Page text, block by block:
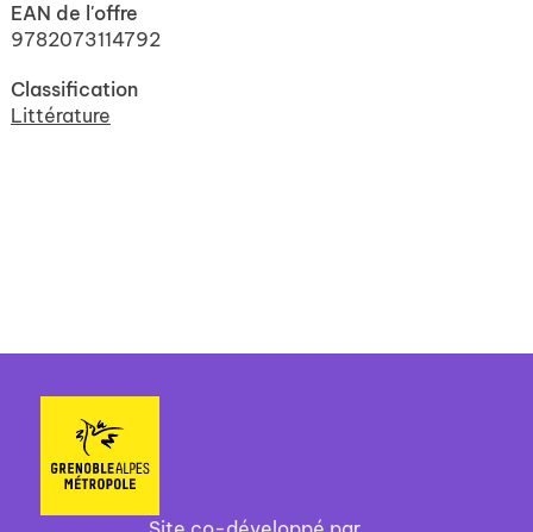
EAN de l'offre
9782073114792
Classification
Littérature